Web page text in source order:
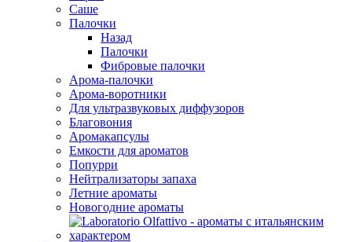
Саше
Палочки
Назад
Палочки
Фибровые палочки
Арома-палочки
Арома-воротники
Для ультразвуковых диффузоров
Благовония
Аромакапсулы
Емкости для ароматов
Попурри
Нейтрализаторы запаха
Летние ароматы
Новогодние ароматы